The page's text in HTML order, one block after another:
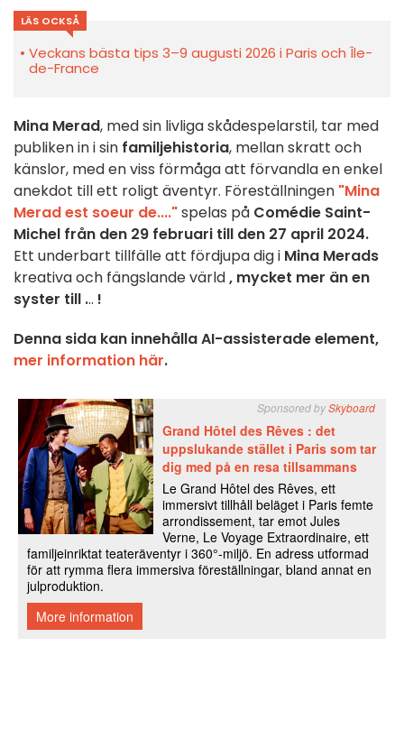
LÄS OCKSÅ
Veckans bästa tips 3–9 augusti 2026 i Paris och Île-
de-France
Mina Merad, med sin livliga skådespelarstil, tar med
publiken in i sin familjehistoria, mellan skratt och
känslor, med en viss förmåga att förvandla en enkel
anekdot till ett roligt äventyr. Föreställningen "Mina
Merad est soeur de...."spelas på Comédie Saint-
Michel från den 29 februari till den 27 april 2024.
Ett underbart tillfälle att fördjupa dig i Mina Merads
kreativa och fängslande värld, mycket mer än en
syster till ... !
Denna sida kan innehålla AI-assisterade element,
mer information här.